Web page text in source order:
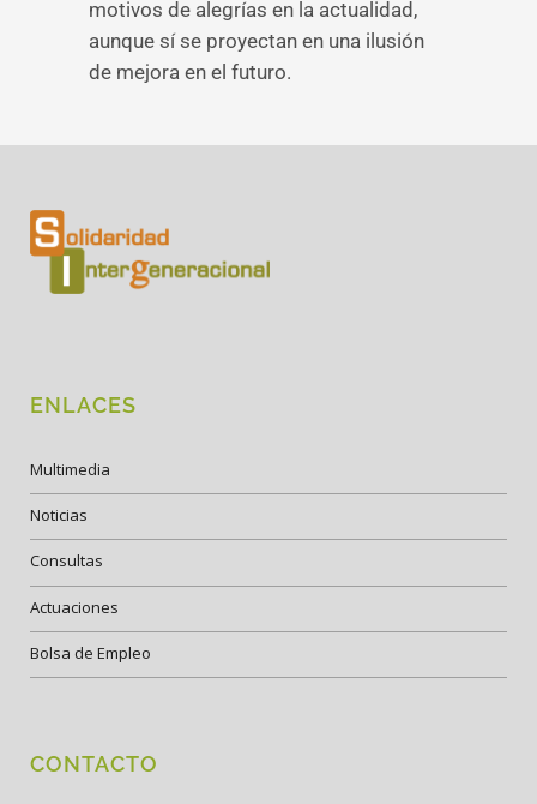
motivos de alegrías en la actualidad,
aunque sí se proyectan en una ilusión
de mejora en el futuro.
ENLACES
Multimedia
Noticias
Consultas
Actuaciones
Bolsa de Empleo
CONTACTO